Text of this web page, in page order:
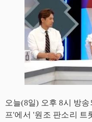
오늘(8일) 오후 8시 방
프'에서 '원조 판소리 트